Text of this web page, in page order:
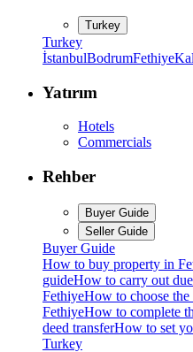
Turkey
Turkey
İstanbulBodrumFethiye
Yatırım
Hotels
Commercials
Rehber
Buyer Guide
Seller Guide
Buyer Guide
How to buy property in
guideHow to carry out
FethiyeHow to choose the
FethiyeHow to complete
deed transferHow to set
Turkey